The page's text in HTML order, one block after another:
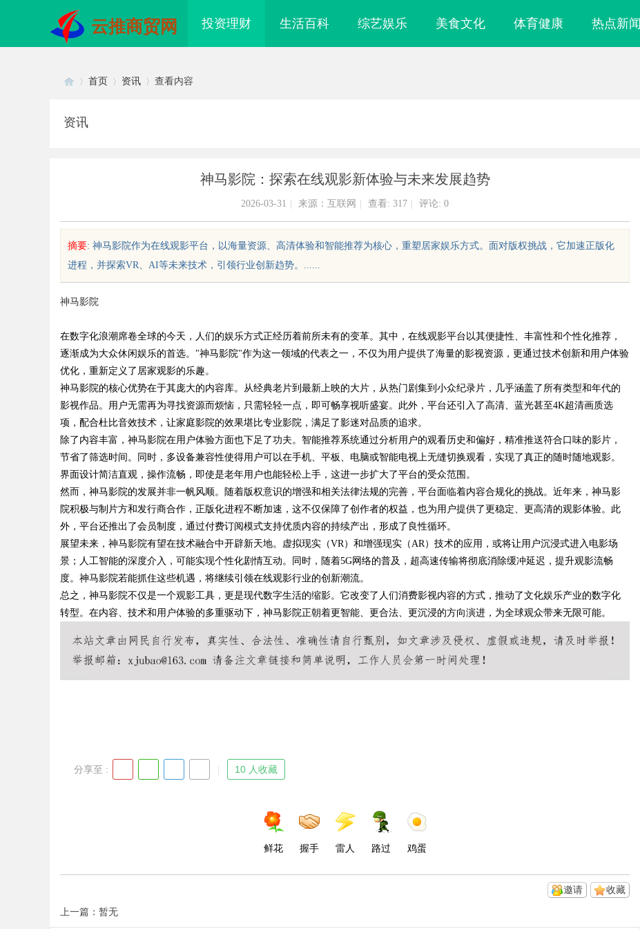
云推商贸网 投资理财 生活百科 综艺娱乐 美食文化 体育健康 热点新闻
uz
!
首页 资讯 查看内容
资讯
神马影院：探索在线观影新体验与未来发展趋势
2026-03-31 来源：互联网 查看: 317 评论: 0
摘要: 神马影院作为在线观影平台，以海量资源、高清体验和智能推荐为核心，重塑居家娱乐方式。面对版权挑战，它加速正版化
进程，并探索VR、AI等未来技术，引领行业创新趋势。......
神马影院
在数字化浪潮席卷全球的今天，人们的娱乐方式正经历着前所未有的变革。其中，在线观影平台以其便捷性、丰富性和个性化推荐，
逐渐成为大众休闲娱乐的首选。"神马影院"作为这一领域的代表之一，不仅为用户提供了海量的影视资源，更通过技术创新和用户体验
优化，重新定义了居家观影的乐趣。
神马影院的核心优势在于其庞大的内容库。从经典老片到最新上映的大片，从热门剧集到小众纪录片，几乎涵盖了所有类型和年代的
影视作品。用户无需再为寻找资源而烦恼，只需轻轻一点，即可畅享视听盛宴。此外，平台还引入了高清、蓝光甚至4K超清画质选
项，配合杜比音效技术，让家庭影院的效果堪比专业影院，满足了影迷对品质的追求。
除了内容丰富，神马影院在用户体验方面也下足了功夫。智能推荐系统通过分析用户的观看历史和偏好，精准推送符合口味的影片，
节省了筛选时间。同时，多设备兼容性使得用户可以在手机、平板、电脑或智能电视上无缝切换观看，实现了真正的随时随地观影。
界面设计简洁直观，操作流畅，即使是老年用户也能轻松上手，这进一步扩大了平台的受众范围。
然而，神马影院的发展并非一帆风顺。随着版权意识的增强和相关法律法规的完善，平台面临着内容合规化的挑战。近年来，神马影
院积极与制片方和发行商合作，正版化进程不断加速，这不仅保障了创作者的权益，也为用户提供了更稳定、更高清的观影体验。此
外，平台还推出了会员制度，通过付费订阅模式支持优质内容的持续产出，形成了良性循环。
展望未来，神马影院有望在技术融合中开辟新天地。虚拟现实（VR）和增强现实（AR）技术的应用，或将让用户沉浸式进入电影场
景；人工智能的深度介入，可能实现个性化剧情互动。同时，随着5G网络的普及，超高速传输将彻底消除缓冲延迟，提升观影流畅
度。神马影院若能抓住这些机遇，将继续引领在线观影行业的创新潮流。
总之，神马影院不仅是一个观影工具，更是现代数字生活的缩影。它改变了人们消费影视内容的方式，推动了文化娱乐产业的数字化
转型。在内容、技术和用户体验的多重驱动下，神马影院正朝着更智能、更合法、更沉浸的方向演进，为全球观众带来无限可能。
分享至 : 10 人收藏
鲜花 握手 雷人 路过 鸡蛋
收藏
邀请
上一篇：暂无
两院2026年博士后招聘
的革命者